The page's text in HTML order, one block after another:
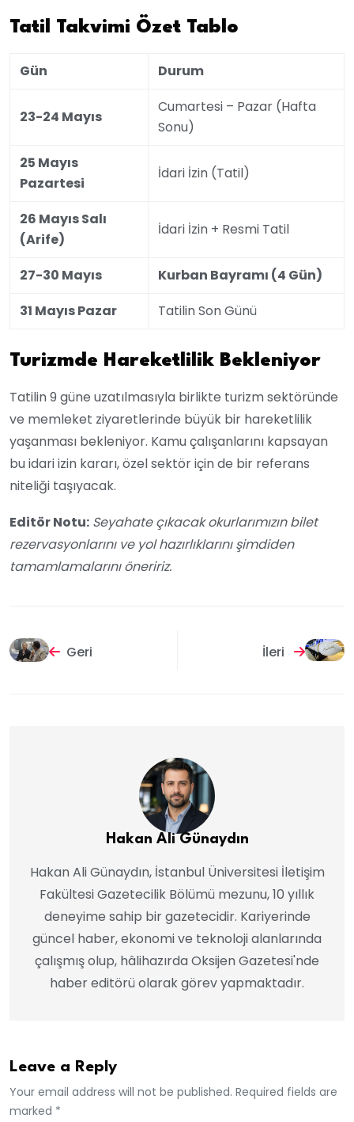
Tatil Takvimi Özet Tablo
Gün Durum
23-24 Mayıs
Cumartesi – Pazar (Hafta
Sonu)
25 Mayıs
Pazartesi
İdari İzin (Tatil)
26 Mayıs Salı
(Arife)
İdari İzin + Resmi Tatil
27-30 Mayıs
Kurban Bayramı (4 Gün)
31 Mayıs Pazar
Tatilin Son Günü
Turizmde Hareketlilik Bekleniyor
Tatilin 9 güne uzatılmasıyla birlikte turizm sektöründe
ve memleket ziyaretlerinde büyük bir hareketlilik
yaşanması bekleniyor. Kamu çalışanlarını kapsayan
bu idari izin kararı, özel sektör için de bir referans
niteliği taşıyacak.
Editör Notu: Seyahate çıkacak okurlarımızın bilet
rezervasyonlarını ve yol hazırlıklarını şimdiden
tamamlamalarını öneririz.
Geri İleri
Hakan Ali Günaydın
Hakan Ali Günaydın, İstanbul Üniversitesi İletişim
Fakültesi Gazetecilik Bölümü mezunu, 10 yıllık
deneyime sahip bir gazetecidir. Kariyerinde
güncel haber, ekonomi ve teknoloji alanlarında
çalışmış olup, hâlihazırda Oksijen Gazetesi'nde
haber editörü olarak görev yapmaktadır.
Leave a Reply
Your email address will not be published. Required fields are
marked *